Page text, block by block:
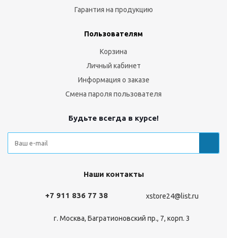
Гарантия на продукцию
Пользователям
Корзина
Личный кабинет
Информация о заказе
Смена пароля пользователя
Будьте всегда в курсе!
Наши контакты
+7 911 836 77 38 xstore24@list.ru
г. Москва, Багратионовский пр., 7, корп. 3